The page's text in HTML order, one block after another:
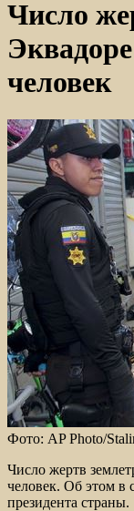
Число
человек
Фото: AP Photo/
Число жертв
человек. Об этом в
президента страны.